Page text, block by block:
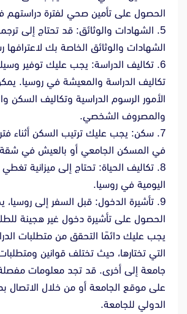
الحصول على تأمين صحي لفترة دراستهم
5. الشهادات والوثائق: قد تحتاج إلى
الشهادات والوثائق الخاصة بك
6. تكاليف الدراسة: يجب عليك توفير
تكاليف الدراسة والمعيشة في روسيا.
الأمور الرسوم الدراسية وتكاليف السكن
والمصروف الشخصي.
7. سكن: يجب عليك ترتيب السكن أثناء
في المسكن الجامعي أو بالعيش في
8. تكاليف الحياة: تحتاج إلى ميزانية تغطي
اليومية في روسيا.
9. تأشيرة الدخول: قبل السفر إلى
الحصول على تأشيرة دخول غير هجينة
يجب عليك دائمًا التحقق من متطلبات
التي تختارها، حيث تختلف قوانين
جامعة إلى أخرى. قد تجد معلومات
على موقع الجامعة أو من خلال الاتصال
الدولي للجامعة.